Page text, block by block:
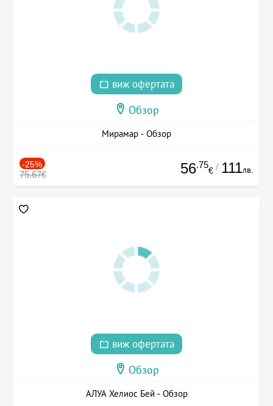
виж офертата
Обзор
Мирамар - Обзор
-25%
75.67€ 56.75
€ / 111лв.
виж офертата
Обзор
АЛУА Хелиос Бей - Обзор